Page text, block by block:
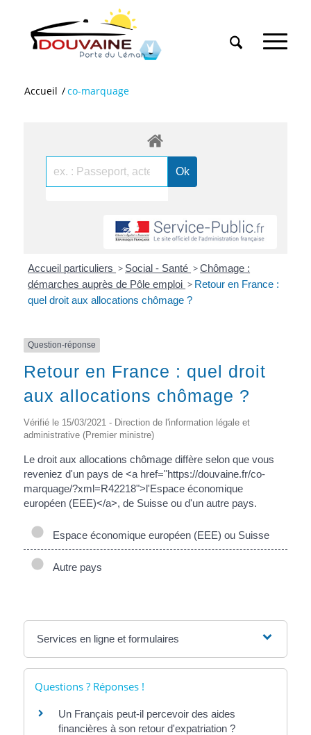
Accueil /co-marquage
Accueil particuliers > Social - Santé >Chômage :
démarches auprès de Pôle emploi > Retour en France :
quel droit aux allocations chômage ?
Question-réponse
Retour en France : quel droit
aux allocations chômage ?
Vérifié le 15/03/2021 - Direction de l'information légale et
administrative (Premier ministre)
Le droit aux allocations chômage diffère selon que vous
reveniez d'un pays de <a href="https://douvaine.fr/co-
marquage/?xml=R42218">l'Espace économique
européen (EEE)</a>, de Suisse ou d'un autre pays.
Espace économique européen (EEE) ou Suisse
Autre pays
Services en ligne et formulaires
Questions ? Réponses !
Un Français peut-il percevoir des aides
financières à son retour d'expatriation ?